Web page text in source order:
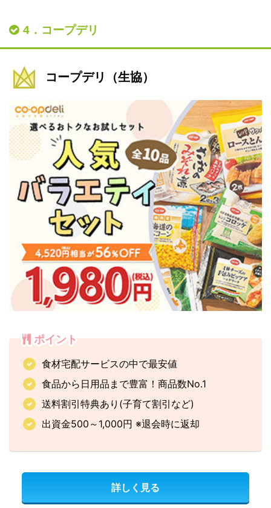
4．コープデリ
コープデリ（生協）
ポイント
食材宅配サービスの中で最安値
食品から日用品まで豊富！商品数No.1
送料割引特典あり(子育て割引など)
出資金500～1,000円 ※退会時に返却
詳しく見る